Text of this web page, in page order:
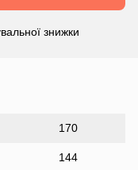
знижки
170
144